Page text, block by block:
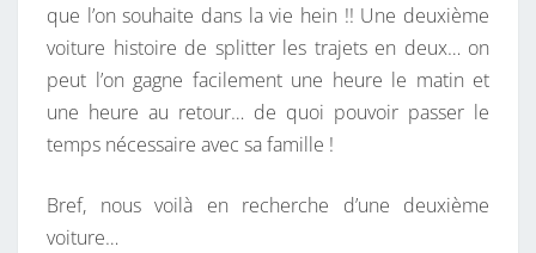
que l’on souhaite dans la vie hein !! Une deuxième
voiture histoire de splitter les trajets en deux… on
peut l’on gagne facilement une heure le matin et
une heure au retour… de quoi pouvoir passer le
temps nécessaire avec sa famille !
Bref, nous voilà en recherche d’une deuxième
voiture…